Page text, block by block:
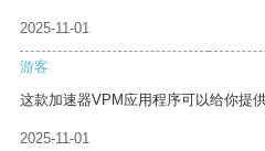
2025-11-01
游客
这款加速器VPM应用程序可以给你提
2025-11-01